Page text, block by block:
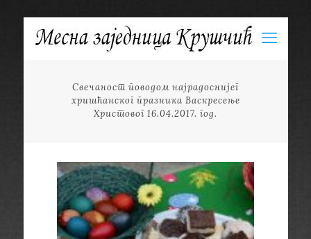
Свечаност поводом најрадоснијег
хришћанског празника Васкресење
Христовог 16.04.2017. год.